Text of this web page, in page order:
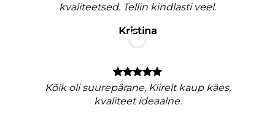
kvaliteetsed. Tellin kindlasti veel.
Kristina
Kõik oli suurepärane, Kiirelt kaup käes,
kvaliteet ideaalne.